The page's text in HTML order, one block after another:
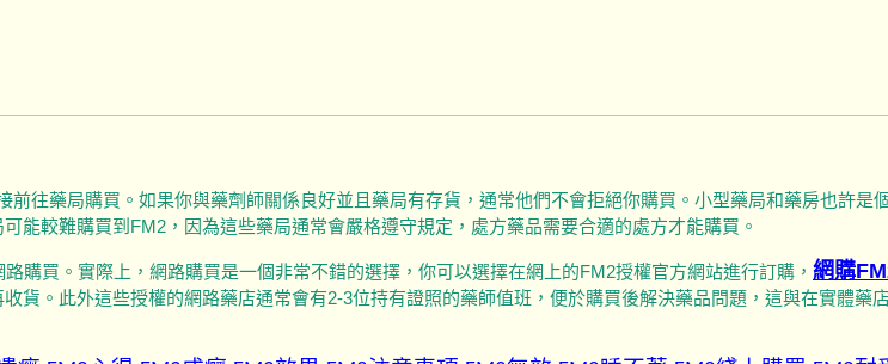
前往藥局購買。如果你與藥劑師關係良好並且藥局有存貨，通常他們不會拒絕你購買。小型藥局和藥房也許是
能較難購買到FM2，因為這些藥局通常會嚴格遵守規定，處方藥品需要合適的處方才能購買。
購買。實際上，網路購買是一個非常不錯的選擇，你可以選擇在網上的FM2授權官方網站進行訂購， 網購
貨。此外這些授權的網路藥店通常會有2-3位持有證照的藥師值班，便於購買後解決藥品問題，這與在實體藥